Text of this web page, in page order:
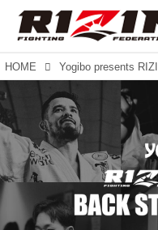
HOME